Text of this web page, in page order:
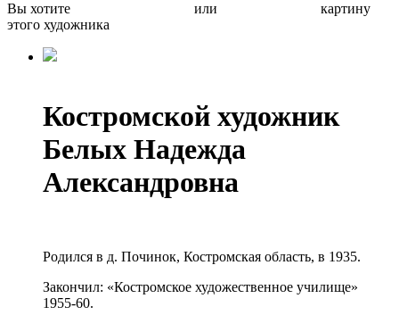
Вы хотите или
картину
этого художника
Костромской художник
Белых Надежда
Александровна
Родился в д. Починок, Костромская область, в 1935.
Закончил: «Костромское художественное училище»
1955-60.